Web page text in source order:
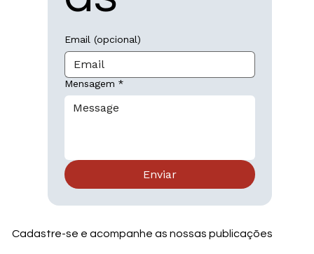
Email (opcional)
Mensagem *
Enviar
Cadastre-se e acompanhe as nossas publicações